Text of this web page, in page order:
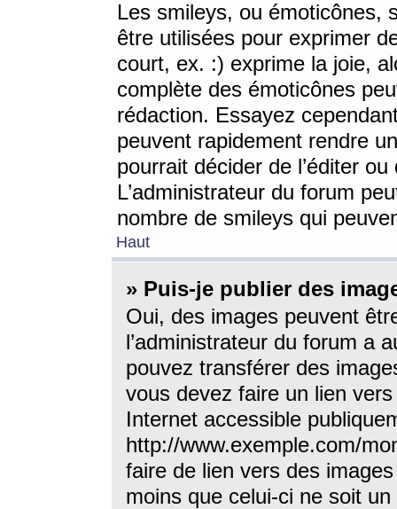
Les smileys, ou émoticônes,
être utilisées pour exprimer
court, ex. :) exprime la joie,
complète des émoticônes
rédaction. Essayez
peuvent rapidement rendre
pourrait décider de l’éditer
L’administrateur du forum
nombre de smileys qui
Haut
» Puis-je publier des
Oui, des images peuvent
l’administrateur du forum a
pouvez transférer des
vous devez faire un lien
Internet accessible
http://www.exemple.com/
faire de lien vers des
moins que celui-ci ne soit